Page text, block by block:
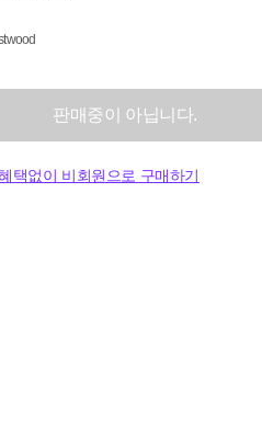
판매중이 아닙니다.
택없이 비회원으로 구매하기